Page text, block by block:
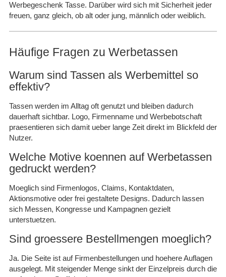
Werbegeschenk Tasse. Darüber wird sich mit Sicherheit jeder
freuen, ganz gleich, ob alt oder jung, männlich oder weiblich.
Häufige Fragen zu Werbetassen
Warum sind Tassen als Werbemittel so
effektiv?
Tassen werden im Alltag oft genutzt und bleiben dadurch
dauerhaft sichtbar. Logo, Firmenname und Werbebotschaft
praesentieren sich damit ueber lange Zeit direkt im Blickfeld der
Nutzer.
Welche Motive koennen auf Werbetassen
gedruckt werden?
Moeglich sind Firmenlogos, Claims, Kontaktdaten,
Aktionsmotive oder frei gestaltete Designs. Dadurch lassen
sich Messen, Kongresse und Kampagnen gezielt
unterstuetzen.
Sind groessere Bestellmengen moeglich?
Ja. Die Seite ist auf Firmenbestellungen und hoehere Auflagen
ausgelegt. Mit steigender Menge sinkt der Einzelpreis durch die